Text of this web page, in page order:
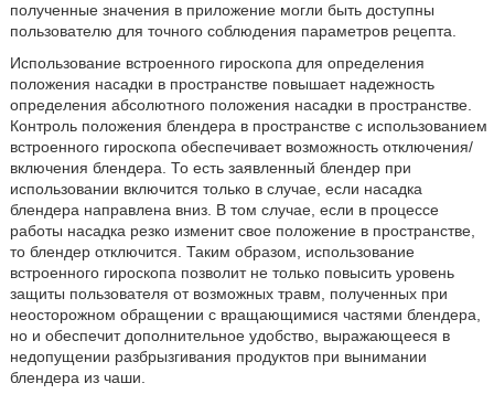
полученные значения в приложение могли быть доступны
пользователю для точного соблюдения параметров рецепта.
Использование встроенного гироскопа для определения
положения насадки в пространстве повышает надежность
определения абсолютного положения насадки в пространстве.
Контроль положения блендера в пространстве с использованием
встроенного гироскопа обеспечивает возможность отключения/
включения блендера. То есть заявленный блендер при
использовании включится только в случае, если насадка
блендера направлена вниз. В том случае, если в процессе
работы насадка резко изменит свое положение в пространстве,
то блендер отключится. Таким образом, использование
встроенного гироскопа позволит не только повысить уровень
защиты пользователя от возможных травм, полученных при
неосторожном обращении с вращающимися частями блендера,
но и обеспечит дополнительное удобство, выражающееся в
недопущении разбрызгивания продуктов при вынимании
блендера из чаши.